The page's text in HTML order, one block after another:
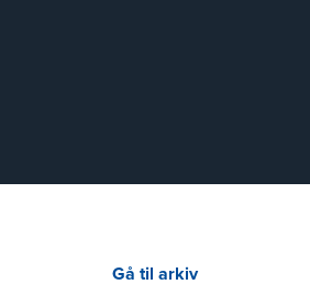
Gå til arkiv